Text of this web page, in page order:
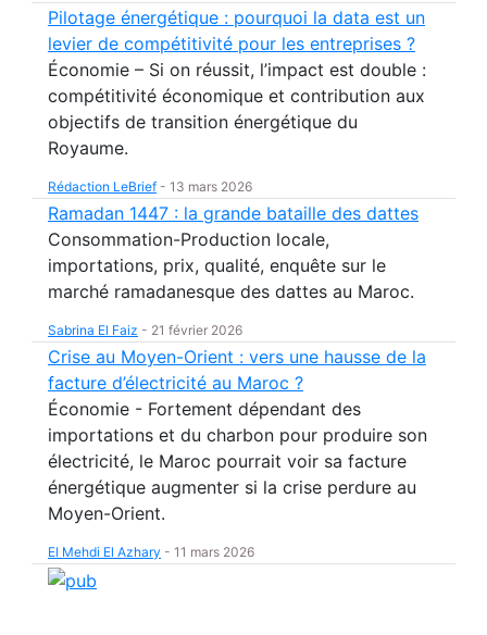
Pilotage énergétique : pourquoi la data est un
levier de compétitivité pour les entreprises ?
Économie – Si on réussit, l’impact est double :
compétitivité économique et contribution aux
objectifs de transition énergétique du
Royaume.
Rédaction LeBrief - 13 mars 2026
Ramadan 1447 : la grande bataille des dattes
Consommation-Production locale,
importations, prix, qualité, enquête sur le
marché ramadanesque des dattes au Maroc.
Sabrina El Faiz - 21 février 2026
Crise au Moyen-Orient : vers une hausse de la
facture d’électricité au Maroc ?
Économie - Fortement dépendant des
importations et du charbon pour produire son
électricité, le Maroc pourrait voir sa facture
énergétique augmenter si la crise perdure au
Moyen-Orient.
El Mehdi El Azhary - 11 mars 2026